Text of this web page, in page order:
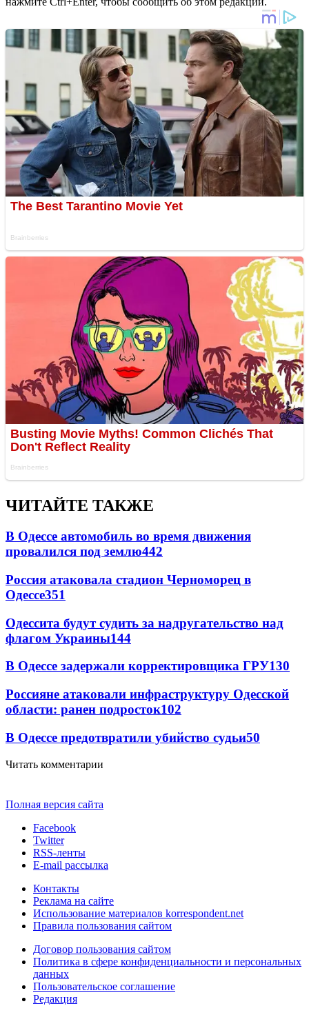
ЧИТАЙТЕ ТАКЖЕ
В Одессе автомобиль во время движения
провалился под землю442
Россия атаковала стадион Черноморец в
Одессе351
Одессита будут судить за надругательство над
флагом Украины144
В Одессе задержали корректировщика ГРУ130
Россияне атаковали инфраструктуру Одесской
области: ранен подросток102
В Одессе предотвратили убийство судьи50
Читать комментарии
Полная версия сайта
Facebook
Twitter
RSS-ленты
E-mail рассылка
Контакты
Реклама на сайте
Использование материалов korrespondent.net
Правила пользования сайтом
Договор пользования сайтом
Политика в сфере конфиденциальности и персональных
данных
Пользовательское соглашение
Редакция